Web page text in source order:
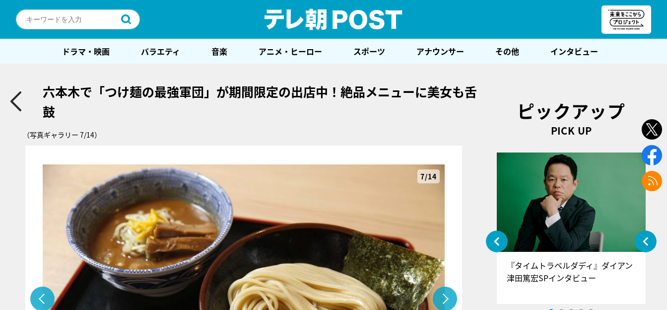
ドラマ・映画 バラエティ 音楽 アニメ・ヒーロー スポーツ アナウンサー その他 インタビュー
六本木で「つけ麺の最強軍団」が期間限定の出店中！絶品メニューに美女も舌
鼓
（写真ギャラリー 7/14）
7/14
ピックアップ
PICK UP
『アイ＝ラブ！げーみんぐ』＝LOV
E齋藤樹愛羅＆佐々木舞香SPインタ
ビュー
『タイムトラベルダディ』ダイアン
津田篤宏SPインタビュー